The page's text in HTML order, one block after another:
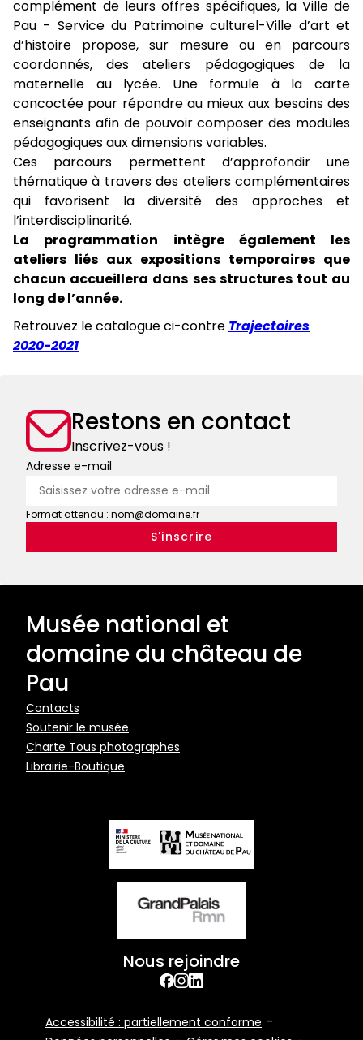
complément de leurs offres spécifiques, la Ville de
Pau - Service du Patrimoine culturel-Ville d’art et
d’histoire propose, sur mesure ou en parcours
coordonnés, des ateliers pédagogiques de la
maternelle au lycée. Une formule à la carte
concoctée pour répondre au mieux aux besoins des
enseignants afin de pouvoir composer des modules
pédagogiques aux dimensions variables.
Ces parcours permettent d’approfondir une
thématique à travers des ateliers complémentaires
qui favorisent la diversité des approches et
l’interdisciplinarité.
La programmation intègre également les
ateliers liés aux expositions temporaires que
chacun accueillera dans ses structures tout au
long de l’année.
Retrouvez le catalogue ci-contre Trajectoires
2020-2021
Restons en contact
Inscrivez-vous !
Adresse e-mail
Format attendu : nom@domaine.fr
Musée national et
domaine du château de
Pau
Pied
de
page
Contacts
Soutenir le musée
Charte Tous photographes
Librairie-Boutique
Nous rejoindre
facebook
Instagram
Bottom
Accessibilité : partiellement conforme